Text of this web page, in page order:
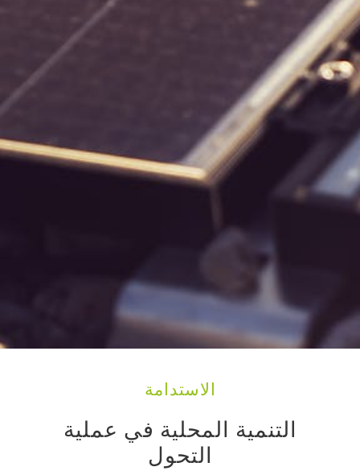
الاستدامة
التنمية المحلية في عملية
التحول